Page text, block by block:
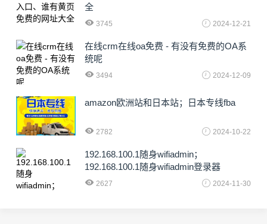
全
3745 2024-12-21
在线crm在线oa免费 - 有没有免费的OA系
统呢
3494 2024-12-09
amazon欧洲站和日本站；日本专线fba
2782 2024-10-22
192.168.100.1随身wifiadmin；
192.168.100.1随身wifiadmin登录器
2627 2024-11-30